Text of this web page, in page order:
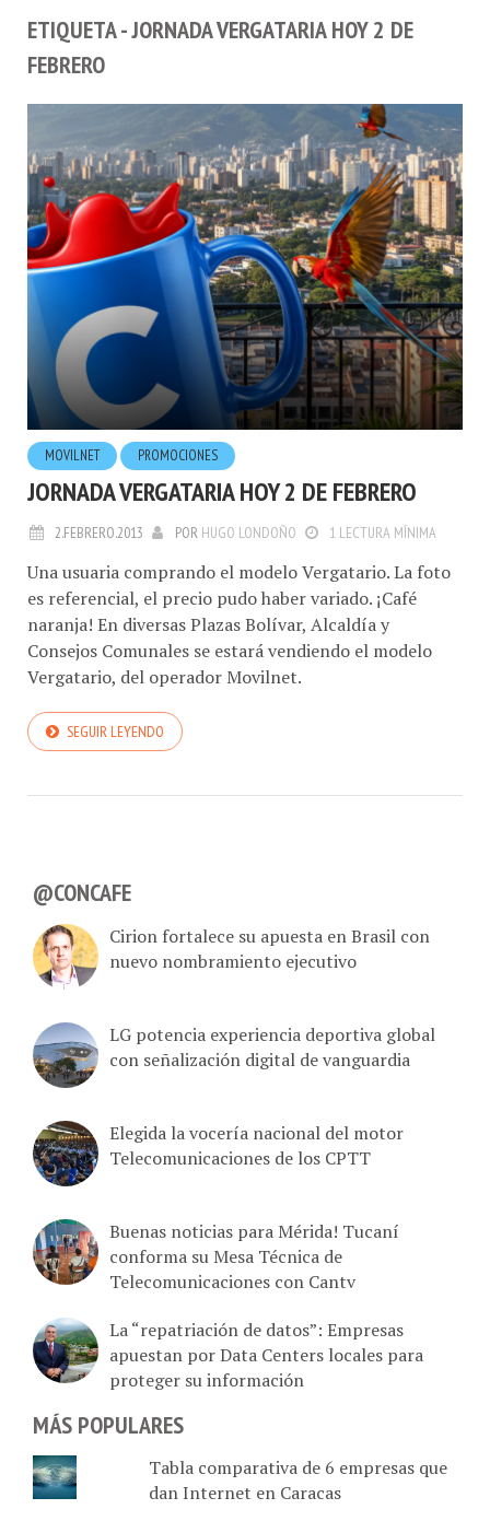
ETIQUETA - JORNADA VERGATARIA HOY 2 DE
FEBRERO
MOVILNET PROMOCIONES
JORNADA VERGATARIA HOY 2 DE FEBRERO
2.FEBRERO.2013 POR HUGO LONDOÑO 1 LECTURA MÍNIMA
Una usuaria comprando el modelo Vergatario. La foto
es referencial, el precio pudo haber variado. ¡Café
naranja! En diversas Plazas Bolívar, Alcaldía y
Consejos Comunales se estará vendiendo el modelo
Vergatario, del operador Movilnet.
SEGUIR LEYENDO
@CONCAFE
Cirion fortalece su apuesta en Brasil con
nuevo nombramiento ejecutivo
LG potencia experiencia deportiva global
con señalización digital de vanguardia
Elegida la vocería nacional del motor
Telecomunicaciones de los CPTT
Buenas noticias para Mérida! Tucaní
conforma su Mesa Técnica de
Telecomunicaciones con Cantv
La “repatriación de datos”: Empresas
apuestan por Data Centers locales para
proteger su información
MÁS POPULARES
Tabla comparativa de 6 empresas que
dan Internet en Caracas